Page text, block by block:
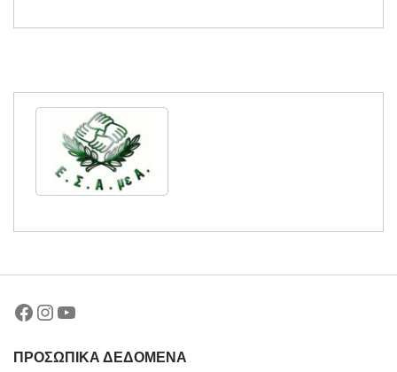
Facebook
Instagram
YouTube
ΠΡΟΣΩΠΙΚΑ ΔΕΔΟΜΕΝΑ